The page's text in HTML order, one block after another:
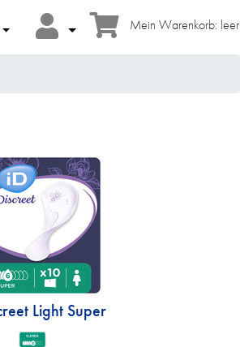
Mein Warenkorb: leer
Light Super